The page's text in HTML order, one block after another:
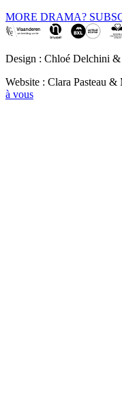
MORE DRAMA?
Design : Chloé Delchini
Website : Clara Pasteau
à vous